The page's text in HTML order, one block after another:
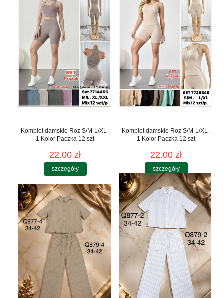
Komplet damskie Roz S/M-L/XL ,
1 Kolor Paczka 12 szt
22.00 zł
szczegóły
Komplet damskie Roz S/M-L/XL ,
1 Kolor Paczka 12 szt
22.00 zł
szczegóły